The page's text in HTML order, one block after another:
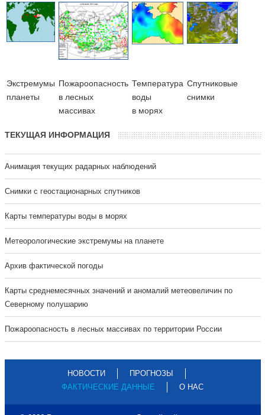
Экстремумы
планеты
Пожароопасность
в лесных
массивах
Температура
воды
в морях
Cпутниковые
снимки
ТЕКУЩАЯ ИНФОРМАЦИЯ
Анимация текущих радарных наблюдений
Cнимки с геостационарных спутников
Карты температуры воды в морях
Метеорологические экстремумы на планете
Архив фактической погоды
Карты среднемесячных значений и аномалий метеовеличин по
Северному полушарию
Пожароопасность в лесных массивах по территории России
НОВОСТИ
ПРОГНОЗЫ
ФАКТИЧЕСКИЕ ДАННЫЕ
О НАС